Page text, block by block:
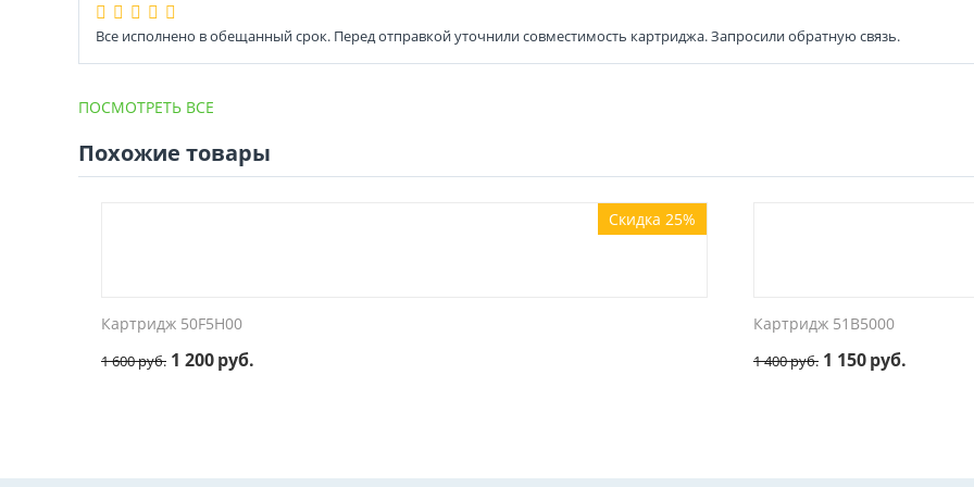
Все исполнено в обещанный срок. Перед отправкой уточнили совместимость картриджа. Запросили обратную связь.
ПОСМОТРЕТЬ ВСЕ
Похожие товары
Скидка 25%
Картридж 50F5H00
1 600руб. 1 200руб.
Картридж 51B5000
1 400руб. 1 150руб.